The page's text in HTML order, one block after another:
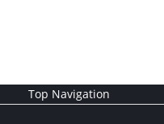
Top Navigation